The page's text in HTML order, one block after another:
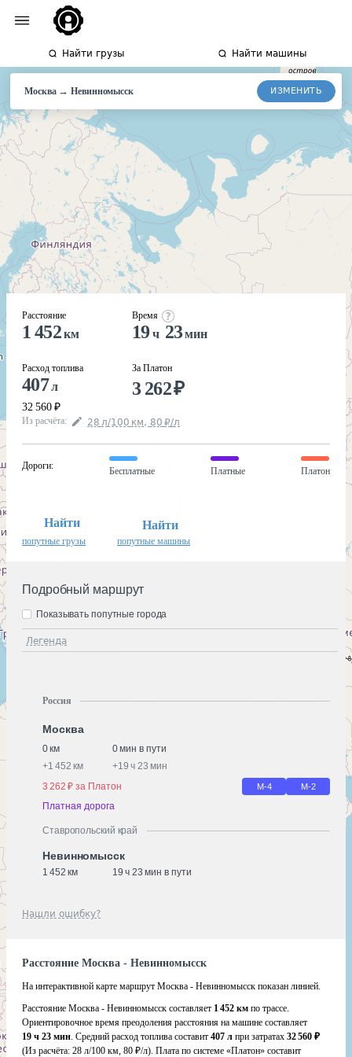
Найти грузы Найти машины
Москва→Невинномысск ИЗМЕНИТЬ
Расстояние
1 452км
Расход топлива
407л
32 560 ₽
Время
19ч 23мин
За Платон
3 262₽
Из расчёта: 28 л/100 км, 80 ₽/л
Дороги:
Бесплатные Платные Платон
Найти
попутные грузы
Найти
попутные машины
Подробный маршрут
Легенда
Показывать попутные города
Россия
Москва
0 км
0 мин в пути
+1 452 км +19 ч 23 мин
3 262 ₽ за Платон
М-4 М-2
Платная дорога
Ставропольский край
Невинномысск
1 452 км 19 ч 23 мин в пути
Нашли ошибку?
Расстояние Москва - Невинномысск
На интерактивной карте маршрут Москва - Невинномысск показан линией.
Расстояние Москва - Невинномысск составляет 1 452 км по трассе.
Ориентировочное время преодоления расстояния на машине составляет
19 ч 23 мин. Средний расход топлива составит 407 л при затратах 32 560 ₽
(Из расчёта: 28 л/100 км, 80 ₽/л). Плата по системе «Платон» составит